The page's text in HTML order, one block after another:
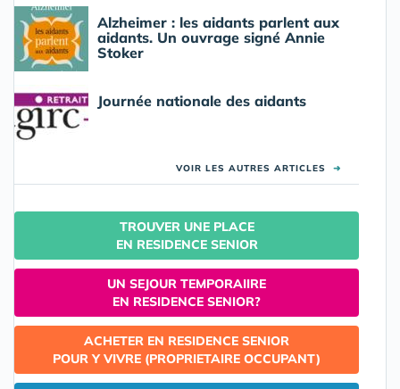
Alzheimer : les aidants parlent aux
aidants. Un ouvrage signé Annie
Stoker
Journée nationale des aidants
VOIR LES AUTRES ARTICLES ➜
TROUVER UNE PLACE
EN RESIDENCE SENIOR
UN SEJOUR TEMPORAIIRE
EN RESIDENCE SENIOR?
ACHETER EN RESIDENCE SENIOR
POUR Y VIVRE (PROPRIETAIRE OCCUPANT)